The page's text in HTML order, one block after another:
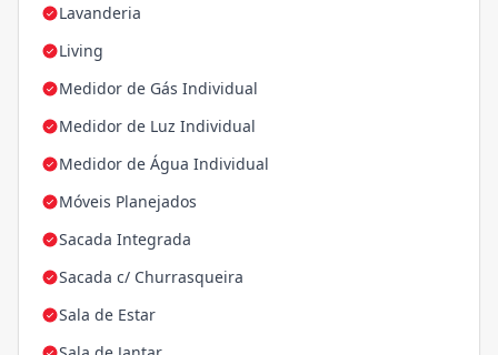
Lavanderia
Living
Medidor de Gás Individual
Medidor de Luz Individual
Medidor de Água Individual
Móveis Planejados
Sacada Integrada
Sacada c/ Churrasqueira
Sala de Estar